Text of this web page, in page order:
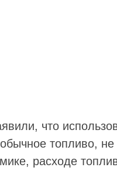
что
топливо,
расходе